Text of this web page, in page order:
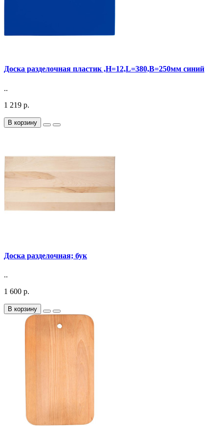
Доска разделочная пластик ,H=12,L=380,B=250мм синий
..
1 219 р.
В корзину
Доска разделочная; бук
..
1 600 р.
В корзину